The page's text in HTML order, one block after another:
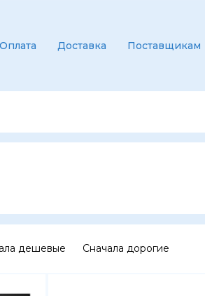
Оплата Доставка Поставщикам
дешевые Сначала дорогие